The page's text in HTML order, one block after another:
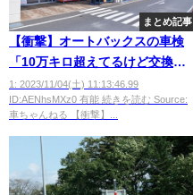
まとめ記事
【衝撃】オートバックスの車検
「10万キロ超えてるけど交換義
務はないからお客さんに任せま
す！」←これｗｗｗｗ
1: 2023/11/04(土) 11:13:46.99
ID:AENhsMXz0 有能 続きを読む Source:
車ちゃんねる 【衝撃】...